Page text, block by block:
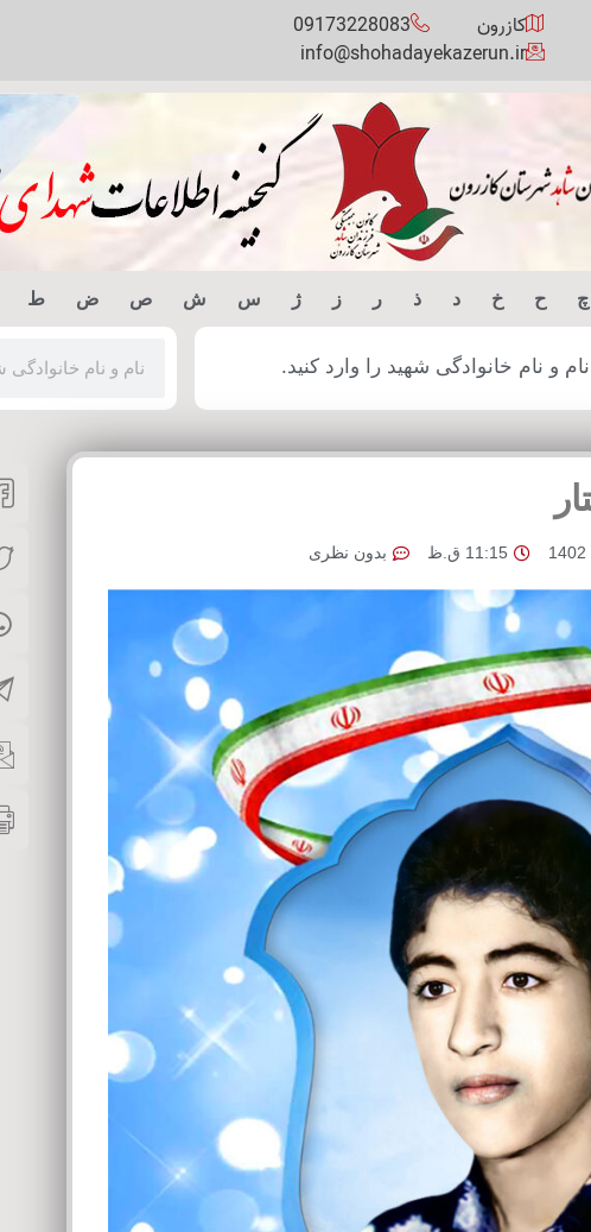
کازرون
09173228083
info@shohadayekazerun.ir
چ ح خ د ذ ر ز ژ س ش ص ض ط
و نام خانوادگی شهید را وارد کنید.
11:15 ق.ظ بدون نظری